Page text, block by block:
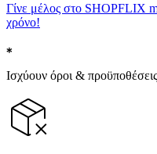
Γίνε μέλος στο SHOPFLIX
χρόνο!
Ισχύουν όροι &